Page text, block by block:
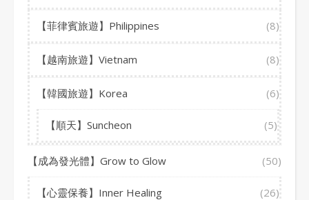
【菲律賓旅遊】Philippines (8)
【越南旅遊】Vietnam (8)
【韓國旅遊】Korea (6)
【順天】Suncheon (5)
【成為發光體】Grow to Glow (50)
【心靈保養】Inner Healing (26)